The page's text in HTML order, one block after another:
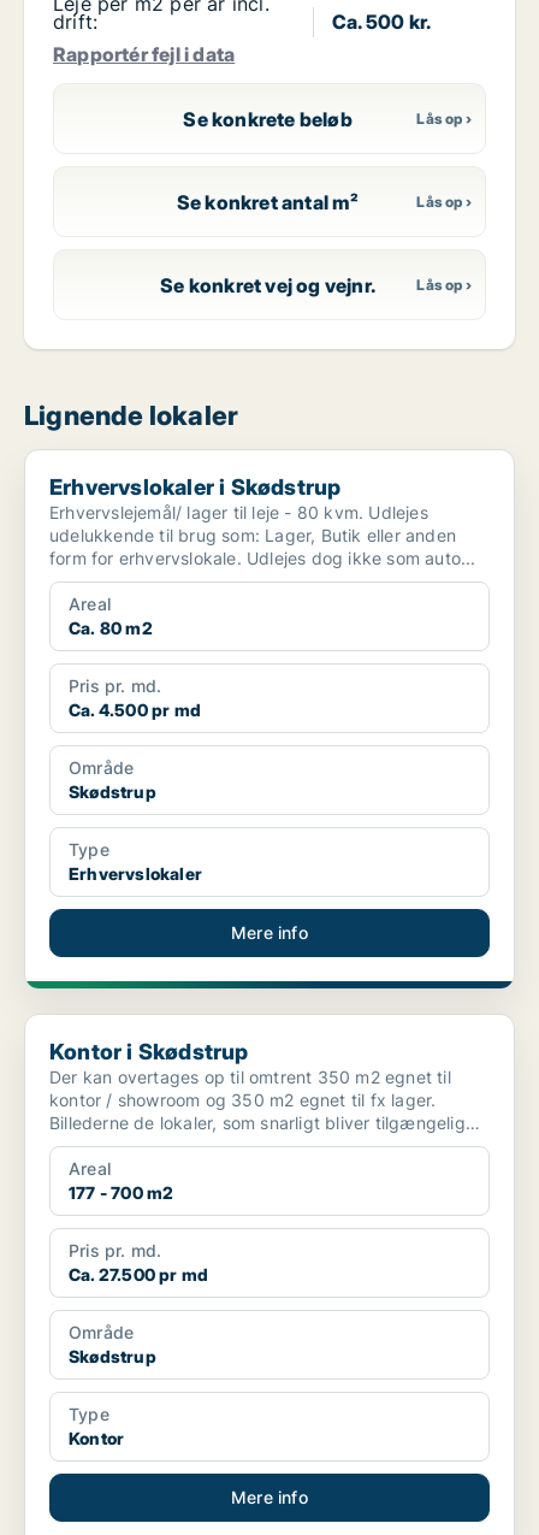
drift:
Ca. 500 kr.
Rapportér fejl i data
Se konkrete beløb
Se konkret antal m²
Se konkret vej og vejnr.
Lignende lokaler
Erhvervslokaler i Skødstrup
Erhvervslokaler i Skødstrup
Erhvervslejemål/ lager til leje - 80 kvm. Udlejes
udelukkende til brug som: Lager, Butik eller anden
form for erhvervslokale. Udlejes dog ikke som auto...
Areal
Ca. 80 m2
Pris pr. md.
Ca. 4.500 pr md
Område
Skødstrup
Type
Erhvervslokaler
Mere info
Kontor i Skødstrup
Kontor i Skødstrup
Der kan overtages op til omtrent 350 m2 egnet til
kontor / showroom og 350 m2 egnet til fx lager.
Billederne de lokaler, som snarligt bliver tilgængelige
sam...
Areal
177 - 700 m2
Pris pr. md.
Ca. 27.500 pr md
Område
Skødstrup
Type
Kontor
Mere info